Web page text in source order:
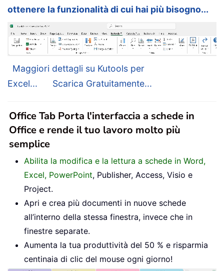
ottenere la funzionalità di cui hai più bisogno...
Maggiori dettagli su Kutools per
Excel...
Scarica Gratuitamente...
Office Tab Porta l'interfaccia a schede in
Office e rende il tuo lavoro molto più
semplice
Abilita la modifica e la lettura a schede in Word,
Excel, PowerPoint, Publisher, Access, Visio e
Project.
Apri e crea più documenti in nuove schede
all’interno della stessa finestra, invece che in
finestre separate.
Aumenta la tua produttività del 50 % e risparmia
centinaia di clic del mouse ogni giorno!